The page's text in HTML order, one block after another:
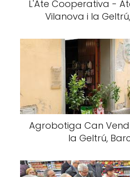
L'Ate Cooperativa -
Vilanova i la
Agrobotiga Can
la Geltrú,